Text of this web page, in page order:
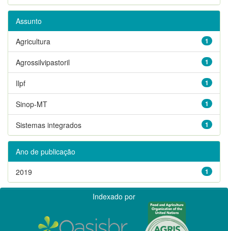
Assunto
1
Agricultura
1
Agrossilvipastoril
1
Ilpf
1
Sinop-MT
1
Sistemas integrados
Ano de publicação
1
2019
Indexado por